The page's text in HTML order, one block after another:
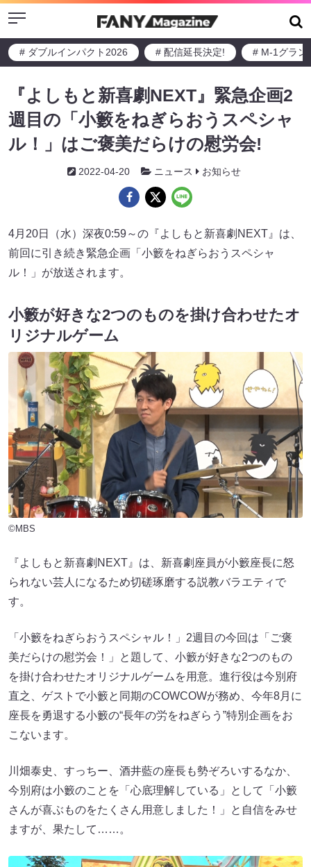
Menu
# ダブルインパクト2026 # 配信延長決定! # M-1グラン
『よしもと新喜劇NEXT』緊急企画2
週目の「小籔をねぎらおうスペシャ
ル！」はご褒美だらけの慰労会!
2022-04-20 ニュース お知らせ
4月20日（水）深夜0:59～の『よしもと新喜劇NEXT』は、
前回に引き続き緊急企画「小籔をねぎらおうスペシャ
ル！」が放送されます。
小籔が好きな2つのものを掛け合わせたオ
リジナルゲーム
©MBS
『よしもと新喜劇NEXT』は、新喜劇座員が小籔座長に怒
られない芸人になるため切磋琢磨する説教バラエティで
す。
「小籔をねぎらおうスペシャル！」2週目の今回は「ご褒
美だらけの慰労会！」と題して、小籔が好きな2つのもの
を掛け合わせたオリジナルゲームを用意。進行役は今別府
直之、ゲストで小籔と同期のCOWCOWが務め、今年8月に
座長を勇退する小籔の“長年の労をねぎらう”特別企画をお
こないます。
川畑泰史、すっちー、酒井藍の座長も勢ぞろいするなか、
今別府は小籔のことを「心底理解している」として「小籔
さんが喜ぶものをたくさん用意しました！」と自信をみせ
ますが、果たして……。